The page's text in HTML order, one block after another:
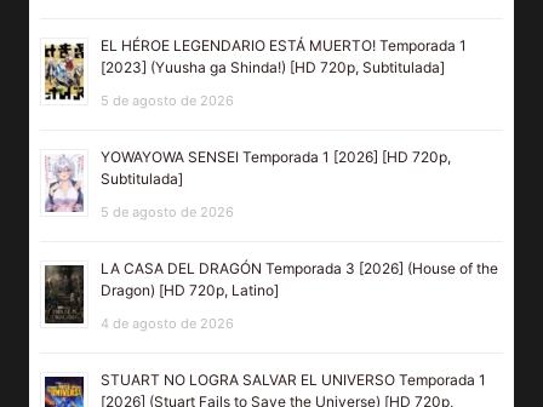
EL HÉROE LEGENDARIO ESTÁ MUERTO! Temporada 1
[2023] (Yuusha ga Shinda!) [HD 720p, Subtitulada]
5 de agosto de 2026
YOWAYOWA SENSEI Temporada 1 [2026] [HD 720p,
Subtitulada]
5 de agosto de 2026
LA CASA DEL DRAGÓN Temporada 3 [2026] (House of the
Dragon) [HD 720p, Latino]
4 de agosto de 2026
STUART NO LOGRA SALVAR EL UNIVERSO Temporada 1
[2026] (Stuart Fails to Save the Universe) [HD 720p,